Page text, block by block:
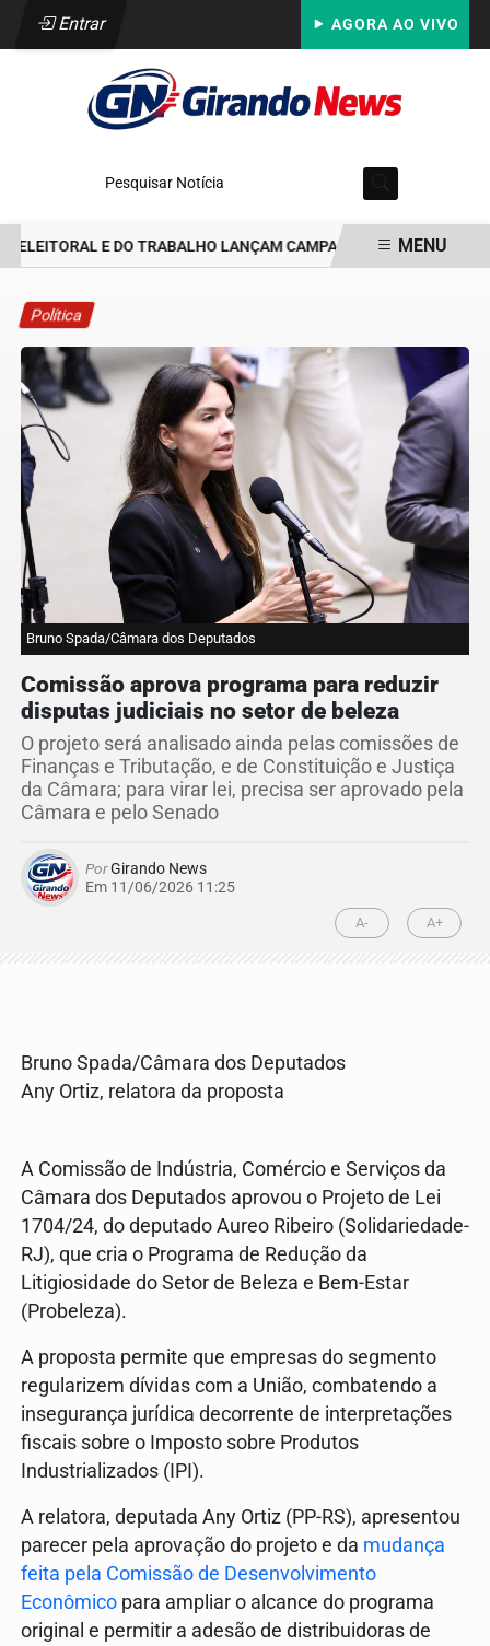
Entrar AGORA AO VIVO
Pesquisar Notícia
E DO TRABALHO LANÇAM CAMPANHA CONTRA ASSÉDIO
MENU
Política
Bruno Spada/Câmara dos Deputados
Comissão aprova programa para reduzir
disputas judiciais no setor de beleza
O projeto será analisado ainda pelas comissões de
Finanças e Tributação, e de Constituição e Justiça
da Câmara; para virar lei, precisa ser aprovado pela
Câmara e pelo Senado
PorGirando News
Em 11/06/2026 11:25
A- A+
Bruno Spada/Câmara dos Deputados
Any Ortiz, relatora da proposta
A Comissão de Indústria, Comércio e Serviços da
Câmara dos Deputados aprovou o Projeto de Lei
1704/24, do deputado Aureo Ribeiro (Solidariedade-
RJ), que cria o Programa de Redução da
Litigiosidade do Setor de Beleza e Bem-Estar
(Probeleza).
A proposta permite que empresas do segmento
regularizem dívidas com a União, combatendo a
insegurança jurídica decorrente de interpretações
fiscais sobre o Imposto sobre Produtos
Industrializados (IPI).
A relatora, deputada Any Ortiz (PP-RS), apresentou
parecer pela aprovação do projeto e da mudança
feita pela Comissão de Desenvolvimento
Econômico para ampliar o alcance do programa
original e permitir a adesão de distribuidoras de